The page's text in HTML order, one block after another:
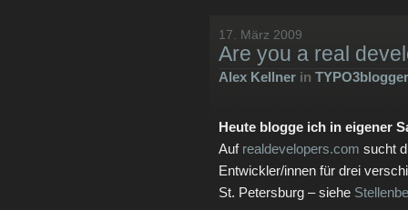
17. März 2009
Are you a real
Alex Kellner in TYPO3blogger
Heute blogge ich in eigener
Auf realdevelopers.com sucht
Entwickler/innen für drei
St. Petersburg – siehe